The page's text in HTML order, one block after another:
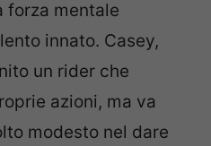
forza mentale
innato. Casey,
un rider che
azioni, ma va
modesto nel dare